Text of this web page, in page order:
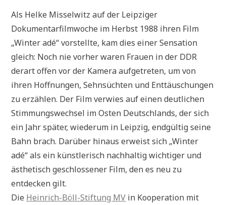
Als Helke Misselwitz auf der Leipziger
Dokumentarfilmwoche im Herbst 1988 ihren Film
„Winter adé“ vorstellte, kam dies einer Sensation
gleich: Noch nie vorher waren Frauen in der DDR
derart offen vor der Kamera aufgetreten, um von
ihren Hoffnungen, Sehnsüchten und Enttäuschungen
zu erzählen. Der Film verwies auf einen deutlichen
Stimmungswechsel im Osten Deutschlands, der sich
ein Jahr später, wiederum in Leipzig, endgültig seine
Bahn brach. Darüber hinaus erweist sich „Winter
adé“ als ein künstlerisch nachhaltig wichtiger und
ästhetisch geschlossener Film, den es neu zu
entdecken gilt.
Die Heinrich-Böll-Stiftung MV in Kooperation mit